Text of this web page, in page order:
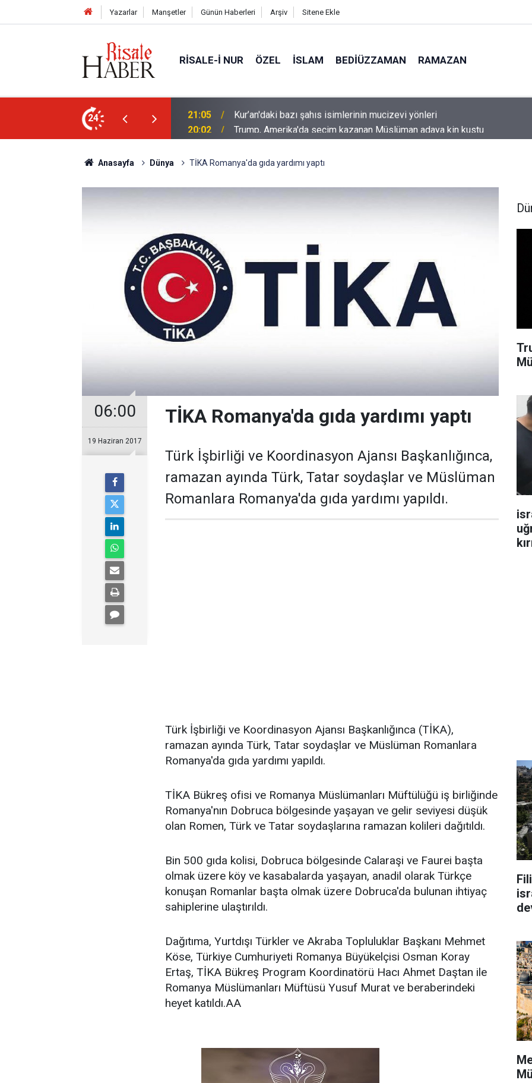
Yazarlar Manşetler Günün Haberleri Arşiv Sitene Ekle
RISALE-I NUR ÖZEL İSLAM BEDIÜZZAMAN RAMAZAN
24 20:02 Trump, Amerika'da seçim kazanan Müslüman adaya kin kustu
Anasayfa Dünya TİKA Romanya'da gıda yardımı yaptı
06:00
19 Haziran 2017
TİKA Romanya'da gıda yardımı yaptı
Türk İşbirliği ve Koordinasyon Ajansı Başkanlığınca,
ramazan ayında Türk, Tatar soydaşlar ve Müslüman
Romanlara Romanya'da gıda yardımı yapıldı.
Türk İşbirliği ve Koordinasyon Ajansı Başkanlığınca (TİKA),
ramazan ayında Türk, Tatar soydaşlar ve Müslüman Romanlara
Romanya'da gıda yardımı yapıldı.
TİKA Bükreş ofisi ve Romanya Müslümanları Müftülüğü iş birliğinde
Romanya'nın Dobruca bölgesinde yaşayan ve gelir seviyesi düşük
olan Romen, Türk ve Tatar soydaşlarına ramazan kolileri dağıtıldı.
Bin 500 gıda kolisi, Dobruca bölgesinde Calaraşi ve Faurei başta
olmak üzere köy ve kasabalarda yaşayan, anadil olarak Türkçe
konuşan Romanlar başta olmak üzere Dobruca'da bulunan ihtiyaç
sahiplerine ulaştırıldı.
Dağıtıma, Yurtdışı Türkler ve Akraba Topluluklar Başkanı Mehmet
Köse, Türkiye Cumhuriyeti Romanya Büyükelçisi Osman Koray
Ertaş, TİKA Bükreş Program Koordinatörü Hacı Ahmet Daştan ile
Romanya Müslümanları Müftüsü Yusuf Murat ve beraberindeki
heyet katıldı.AA